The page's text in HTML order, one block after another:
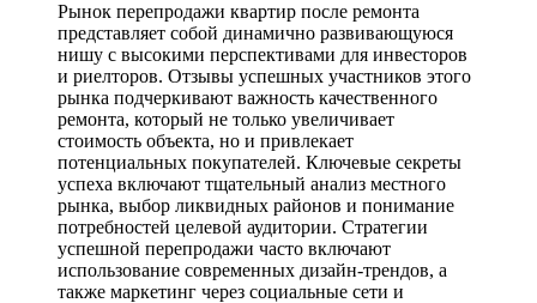
Рынок перепродажи квартир после ремонта
представляет собой динамично развивающуюся
нишу с высокими перспективами для инвесторов
и риелторов. Отзывы успешных участников этого
рынка подчеркивают важность качественного
ремонта, который не только увеличивает
стоимость объекта, но и привлекает
потенциальных покупателей. Ключевые секреты
успеха включают тщательный анализ местного
рынка, выбор ликвидных районов и понимание
потребностей целевой аудитории. Стратегии
успешной перепродажи часто включают
использование современных дизайн-трендов, а
также маркетинг через социальные сети и